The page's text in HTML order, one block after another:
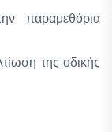
παραμεθόρια
της οδικής